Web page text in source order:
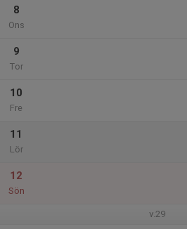
8
Ons
9
Tor
10
Fre
11
Lör
12
Sön
v.29